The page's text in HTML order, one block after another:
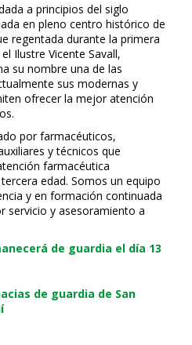
a principios del siglo
en pleno centro histórico de
regentada durante la primera
Ilustre Vicente Savall,
su nombre una de las
sus modernas y
ofrecer la mejor atención
por farmacéuticos,
y técnicos que
farmacéutica
edad. Somos un equipo
y en formación continuada
servicio y asesoramiento a
de guardia el día 13
de guardia de San